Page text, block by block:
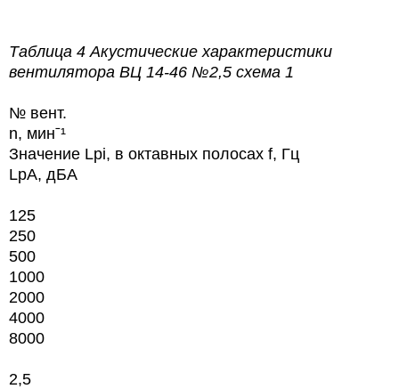
Таблица 4 Акустические характеристики
вентилятора ВЦ 14-46 №2,5 схема 1
№ вент.
n, минˉ¹
Значение Lpi, в октавных полосах f, Гц
LpA, дБА
125
250
500
1000
2000
4000
8000
2,5